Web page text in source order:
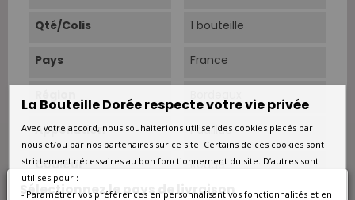
Sélectionnez le pays de livraison
Qté/Colis 1 bouteille
Pays France
Appellation Pauillac
Couleur Rouge
La Bouteille Dorée respecte votre vie privée
Avec votre accord, nous souhaiterions utiliser des cookies placés par
nous et/ou par nos partenaires sur ce site. Certains de ces cookies sont
strictement nécessaires au bon fonctionnement du site. D’autres sont
utilisés pour :
- Paramétrer vos préférences en personnalisant vos fonctionnalités et en